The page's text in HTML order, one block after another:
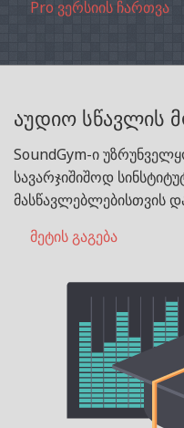
Pro ვერსიის ჩართვა
აუდიო სწავლის
SoundGym-ი
სავარჯიშიშოდ
მასწავლებლებისთვის
მეტის გაგება